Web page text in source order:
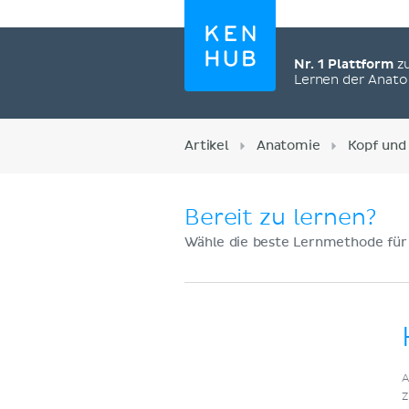
Nr. 1 Plattform
Lernen der
Artikel Anatomie Kopf und
Bereit zu lernen?
Wähle die beste Lernmethode für